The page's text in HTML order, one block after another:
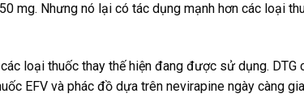
mg. Nhưng nó lại có tác dụng mạnh hơn các loại
loại thuốc thay thế hiện đang được sử dụng. DTG
EFV và phác đồ dựa trên nevirapine ngày càng